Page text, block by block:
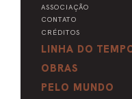
ASSOCIAÇÃO
CONTATO
CRÉDITOS
LINHA DO
OBRAS
PELO MUNDO